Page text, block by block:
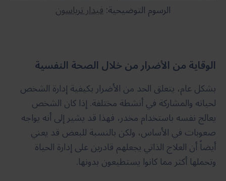
الرسوم التوضيحية:فيدار ترياسون
الوقاية من الأضرار من خلال الصحة النفسية
بشكل عام، يتعلق الحد من الأضرار بكيفية إدارة الشخص
لحياته والمشاركة في أنشطة مختلفة. إذا كان الشخص
يعالج نفسه باستخدام مخدر، فهذا قد يشير إلى أنه يواجه
صعوبات في الأساس، ولكن بالنسبة للبعض قد يعني
أيضاً أن العلاج الذاتي يجعلهم قادرين على إدارة الحياة
وتحملها أكثر مما كانوا يستطيعون بدونها.